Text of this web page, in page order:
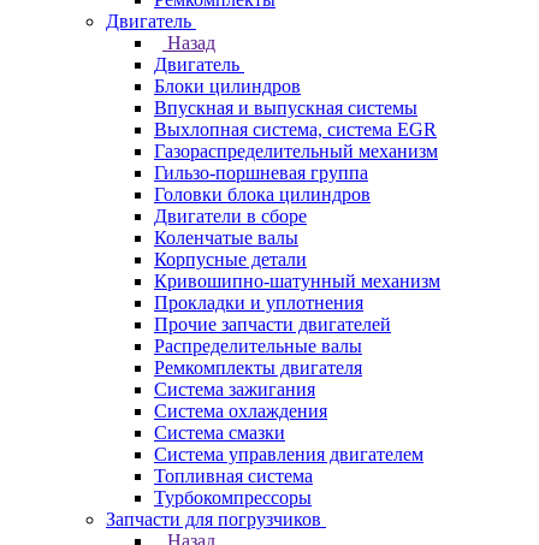
Двигатель
Назад
Двигатель
Блоки цилиндров
Впускная и выпускная системы
Выхлопная система, система EGR
Газораспределительный механизм
Гильзо-поршневая группа
Головки блока цилиндров
Двигатели в сборе
Коленчатые валы
Корпусные детали
Кривошипно-шатунный механизм
Прокладки и уплотнения
Прочие запчасти двигателей
Распределительные валы
Ремкомплекты двигателя
Система зажигания
Система охлаждения
Система смазки
Система управления двигателем
Топливная система
Турбокомпрессоры
Запчасти для погрузчиков
Назад